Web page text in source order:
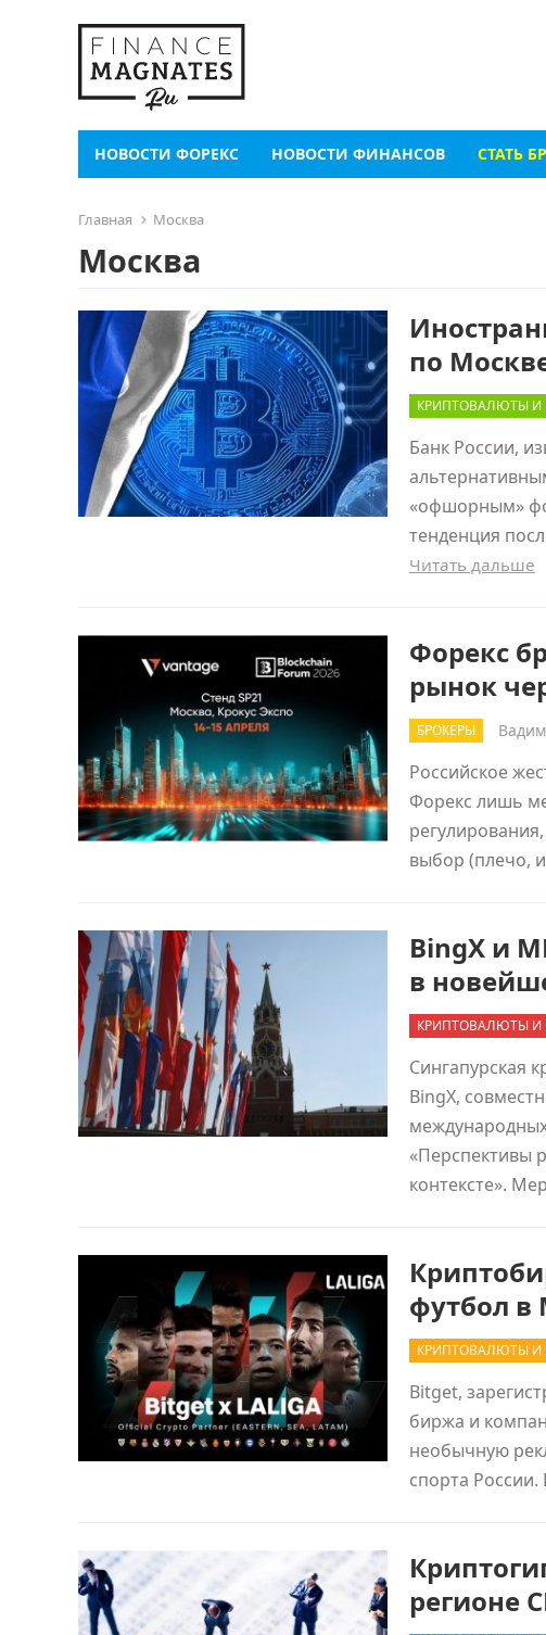
НОВОСТИ ФОРЕКС НОВОСТИ ФИНАНСОВ СТАТЬ
Главная Москва
Москва
по
КРИПТОВАЛЮТЫ И
Банк России,
«офшорным»
тенденция
Читать дальше
Форекс
рынок
БРОКЕРЫ
Российское
Форекс лишь
выбор (плечо,
BingX и
в
КРИПТОВАЛЮТЫ И
Сингапурская
BingX,
«Перспективы
контексте».
футбол в
КРИПТОВАЛЮТЫ И
Bitget,
биржа и
необычную
спорта
регионе